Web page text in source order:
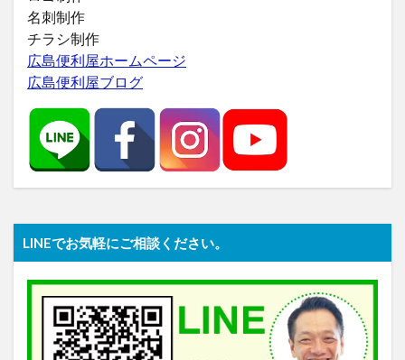
名刺制作
チラシ制作
広島便利屋ホームページ
広島便利屋ブログ
LINEでお気軽にご相談ください。